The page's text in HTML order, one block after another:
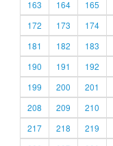
163
164 165
172
173 174
181
182 183
190
191 192
199
200 201
208
209 210
217
218 219